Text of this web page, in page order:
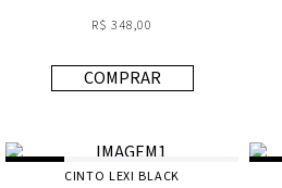
R$ 348,00
COMPRAR
CINTO LEXI BLACK